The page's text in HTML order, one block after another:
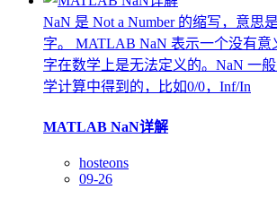
NaN 是 Not a Number 的缩写，意思
字。 MATLAB NaN 表示一个没有意
字在数学上是无法定义的。NaN 一
学计算中得到的，比如0/0，Inf/In
MATLAB NaN详解
hosteons
09-26